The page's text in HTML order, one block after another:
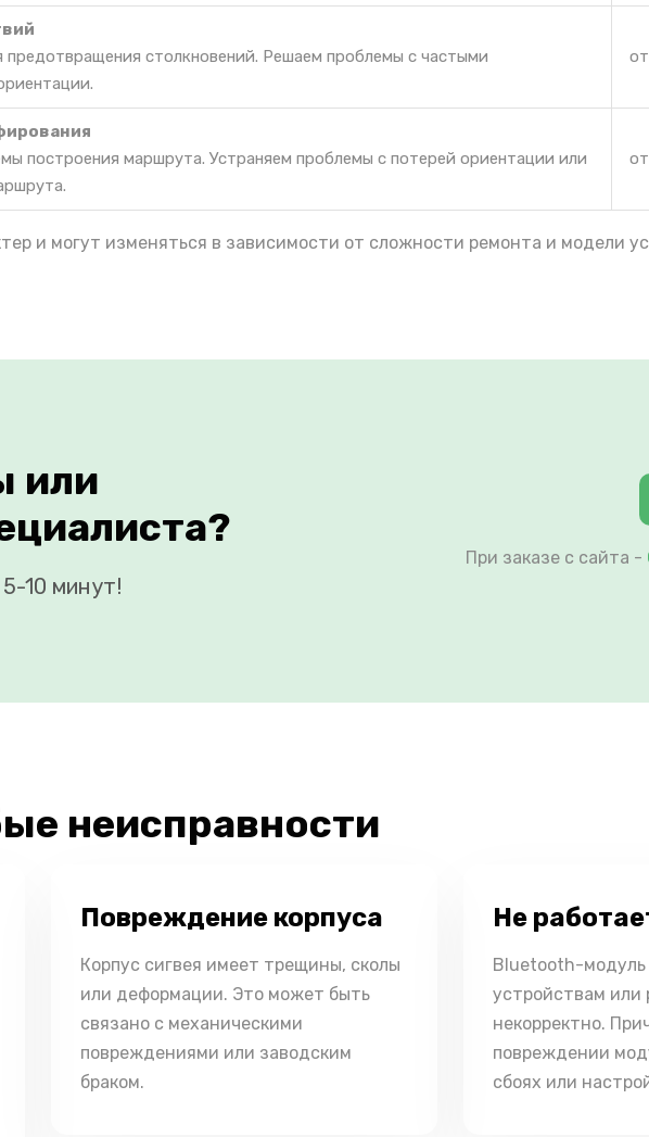
предотвращения столкновений. Решаем проблемы с частыми
построения маршрута. Устраняем проблемы с потерей ориентации или
и могут изменяться в зависимости от сложности ремонта и модели
или
10 минут!
При заказе с сайта -
неисправности
Повреждение корпуса
Корпус сигвея имеет трещины, сколы
или деформации. Это может быть
связано с механическими
повреждениями или заводским
браком.
Не
Bluetooth-модуль
устройствам или
некорректно.
повреждении
сбоях или